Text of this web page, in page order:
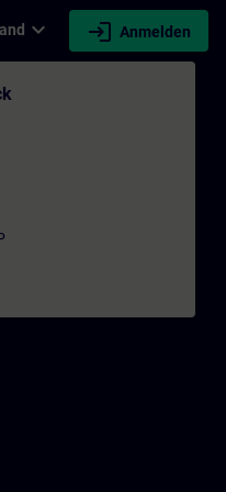
expand_more login Anmelden
Schulung -